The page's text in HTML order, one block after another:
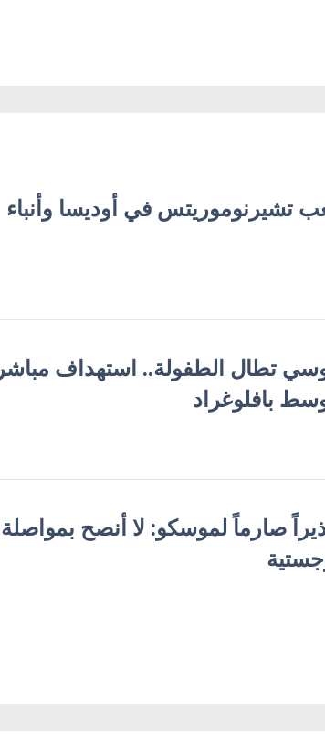
في أوديسا وأنباء
تطال الطفولة.. استهداف مباشر
بافلوغراد
صارماً لموسكو: لا أنصح بمواصلة